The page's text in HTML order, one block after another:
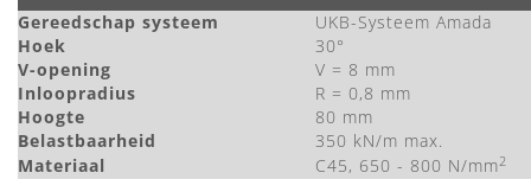
Gereedschap systeem
UKB-Systeem Amada
Hoek
30°
V-opening
V = 8 mm
Inloopradius
R = 0,8 mm
Hoogte
80 mm
Belastbaarheid
350 kN/m max.
Materiaal
C45, 650 - 800 N/mm2